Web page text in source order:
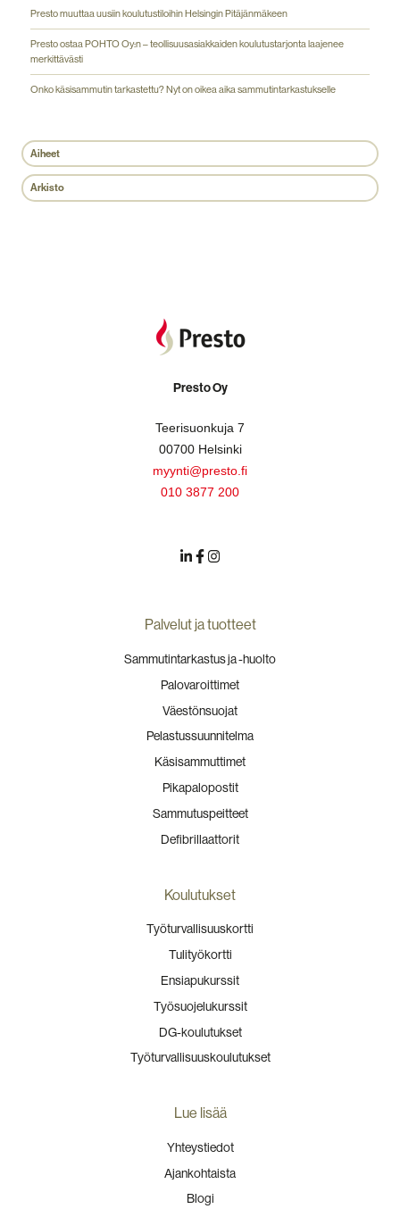
Presto muuttaa uusiin koulutustiloihin Helsingin Pitäjänmäkeen
Presto ostaa POHTO Oy:n – teollisuusasiakkaiden koulutustarjonta laajenee
merkittävästi
Onko käsisammutin tarkastettu? Nyt on oikea aika sammutintarkastukselle
Aiheet
Arkisto
Presto Oy
Teerisuonkuja 7
00700 Helsinki
myynti@presto.fi
010 3877 200
Palvelut ja tuotteet
Sammutintarkastus ja -huolto
Palovaroittimet
Väestönsuojat
Pelastussuunnitelma
Käsisammuttimet
Pikapalopostit
Sammutuspeitteet
Defibrillaattorit
Koulutukset
Työturvallisuuskortti
Tulityökortti
Ensiapukurssit
Työsuojelukurssit
DG-koulutukset
Työturvallisuuskoulutukset
Lue lisää
Yhteystiedot
Ajankohtaista
Blogi